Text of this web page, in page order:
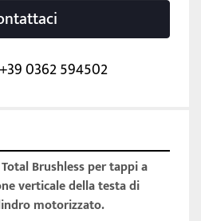
+39 0362 594502
Brushless per tappi a
verticale della testa di
motorizzato.